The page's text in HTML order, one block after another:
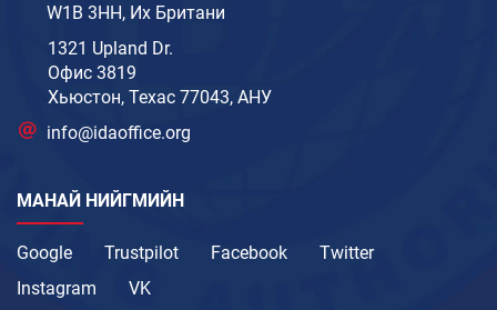
W1B 3HH, Их Британи
1321 Upland Dr.
Офис 3819
Хьюстон, Техас 77043, АНУ
info@idaoffice.org
МАНАЙ НИЙГМИЙН
Google Trustpilot Facebook
Twitter
Instagram
VK